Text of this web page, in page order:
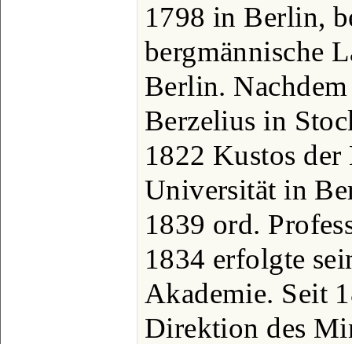
1798 in Berlin,
bergmännische
Berlin.
Berzelius in
1822 Kustos
Universität in
1839 ord.
1834 erfolgte
Akademie. Seit
Direktion des